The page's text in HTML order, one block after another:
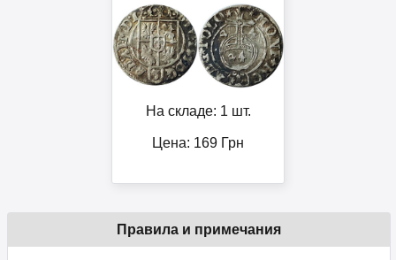
На складе: 1 шт.
Цена: 169 Грн
Правила и примечания